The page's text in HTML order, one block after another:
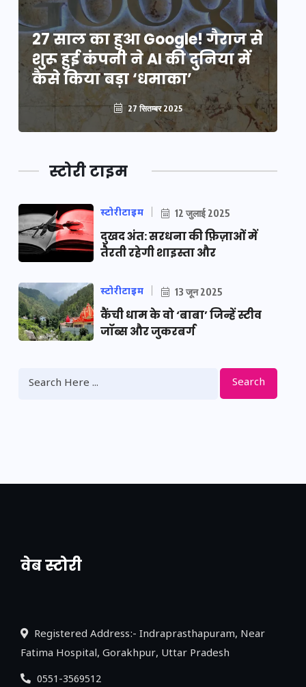
27 साल का हुआ Google! गैराज से
शुरू हुई कंपनी ने AI की दुनिया में
कैसे किया बड़ा ‘धमाका’
27 सितम्बर 2025
स्टोरी टाइम
स्टोरीटाइम 12 जुलाई 2025
दुखद अंत: सरधना की फ़िज़ाओं में
तैरती रहेगी शाइस्ता और
स्टोरीटाइम 13 जून 2025
कैंची धाम के वो ‘बाबा’ जिन्हें स्टीव
जॉब्स और जुकरबर्ग
Search
वेब स्टोरी
नया एक्सप्रेसवे: पूर्वांचल का लक, डेवलपमेंट का
Registered Address:- Indraprasthapuram, Near
Fatima Hospital, Gorakhpur, Uttar Pradesh
0551-3569512